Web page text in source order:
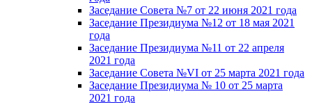
Заседание Совета №7 от 22 июня 2021 года
Заседание Президиума №12 от 18 мая 2021
года
Заседание Президиума №11 от 22 апреля
2021 года
Заседание Совета №VI от 25 марта 2021 года
Заседание Президиума № 10 от 25 марта
2021 года